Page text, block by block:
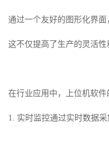
通过一个友好的图形化界
这不仅提高了生产的灵活性
在行业应用中，上位机软件
1. 实时监控通过实时数据